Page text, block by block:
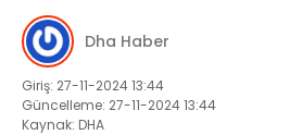
EKONOMI
POLITIKA
DÜNYA
Dha Haber
Giriş: 27-11-2024 13:44
Güncelleme: 27-11-2024 13:44
Kaynak: DHA